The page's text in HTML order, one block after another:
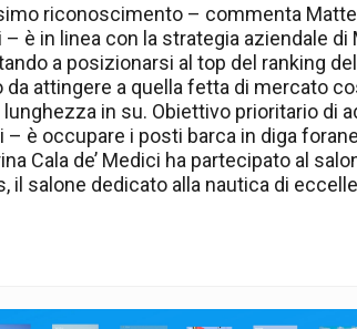
riconoscimento – commenta
– è in linea con la strategia aziendale di
a posizionarsi al top del ranking
attingere a quella fetta di mercato
in su. Obiettivo prioritario di
– è occupare i posti barca in diga
Cala de’ Medici ha partecipato al
il salone dedicato alla nautica di